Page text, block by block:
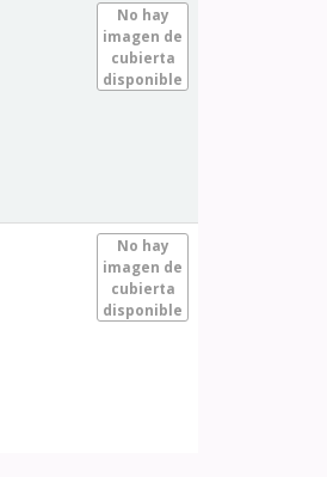
No hay
imagen de
cubierta
disponible
No hay
imagen de
cubierta
disponible